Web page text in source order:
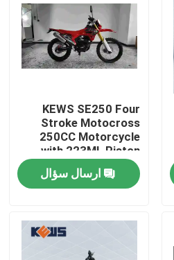
KEWS SE250 Four
Stroke Motocross
250CC Motorcycle
with 223ML Piston
Displacement 15/8500
Maximum Power and
19/6500 Maximum
ارسال سؤال